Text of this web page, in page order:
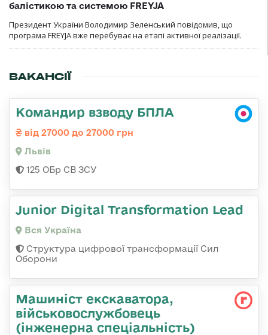
балістикою та системою FREYJA
Президент України Володимир Зеленський повідомив, що
програма FREYJA вже перебуває на етапі активної реалізації.
ВАКАНСІЇ
Командир взводу БПЛА
від 27000 до 27000 грн
Львів
125 ОБр СВ ЗСУ
Junior Digital Transformation Lead
Вся Україна
Структура цифрової трансформації Сил
Оборони
Машиніст екскаватора,
військовослужбовець
(інженерна спеціальність)